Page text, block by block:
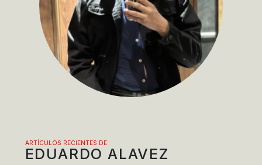
ARTÍCULOS RECIENTES DE:
EDUARDO ALAVEZ